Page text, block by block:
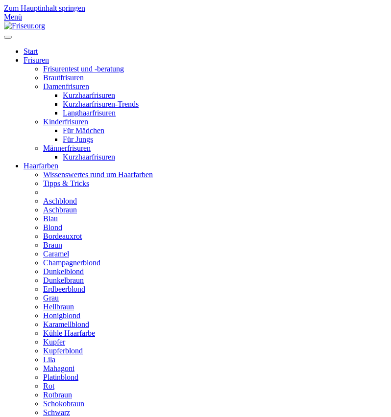
Zum Hauptinhalt springen
Menü
Start
Frisuren
Frisurentest und -beratung
Brautfrisuren
Damenfrisuren
Kurzhaarfrisuren
Kurzhaarfrisuren-Trends
Langhaarfrisuren
Kinderfrisuren
Für Mädchen
Für Jungs
Männerfrisuren
Kurzhaarfrisuren
Haarfarben
Wissenswertes rund um Haarfarben
Tipps & Tricks
Aschblond
Aschbraun
Blau
Blond
Bordeauxrot
Braun
Caramel
Champagnerblond
Dunkelblond
Dunkelbraun
Erdbeerblond
Grau
Hellbraun
Honigblond
Karamellblond
Kühle Haarfarbe
Kupfer
Kupferblond
Lila
Mahagoni
Platinblond
Rot
Rotbraun
Schokobraun
Schwarz